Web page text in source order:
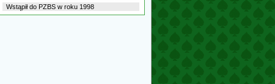
Wstąpił do PZBS w roku 1998